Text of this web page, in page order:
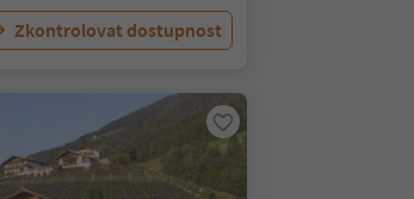
Zkontrolovat dostupnost